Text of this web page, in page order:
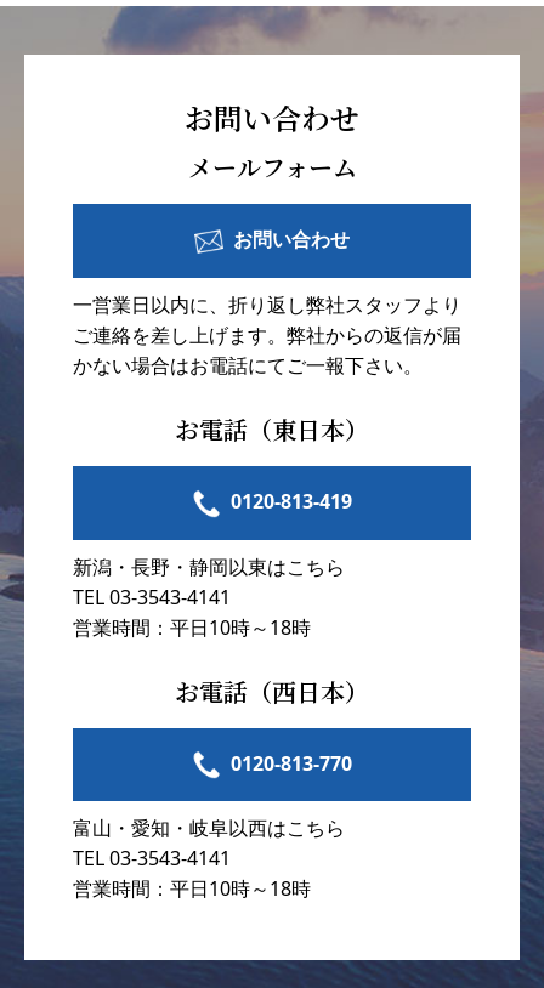
お問い合わせ
メールフォーム
お問い合わせ
一営業日以内に、折り返し弊社スタッフより
ご連絡を差し上げます。弊社からの返信が届
かない場合はお電話にてご一報下さい。
お電話（東日本）
0120-813-419
新潟・長野・静岡以東はこちら
TEL 03-3543-4141
営業時間：平日10時～18時
お電話（西日本）
0120-813-770
富山・愛知・岐阜以西はこちら
TEL 03-3543-4141
営業時間：平日10時～18時